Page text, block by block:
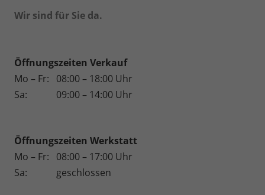
Wir sind für Sie da.
Öffnungszeiten Verkauf
Mo – Fr: 08:00 – 18:00 Uhr
Sa:
09:00 – 14:00 Uhr
Öffnungszeiten Werkstatt
Mo – Fr: 08:00 – 17:00 Uhr
Sa:
geschlossen